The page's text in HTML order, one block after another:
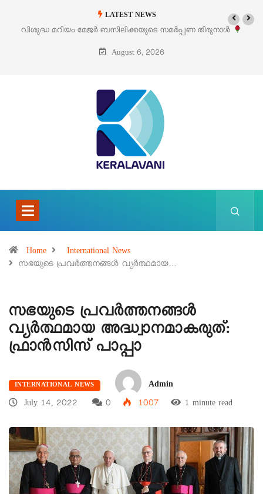
LATEST NEWS
തിരുനാൾ
‘പെറ്റൽസ്’ ലൈഫ് സ്റ്റൈൽ എക്സിബിഷനും
August 6, 2026
Home
International News
സഭയുടെ പ്രവർത്തനങ്ങൾ വ്യർത്ഥമായ…
സഭയുടെ പ്രവർത്തനങ്ങൾ
വ്യർത്ഥമായ അദ്ധ്വാനമാകരുത്:
ഫ്രാൻസിസ് പാപ്പാ
INTERNATIONAL NEWS
Admin
July 14, 2022
0 1007 1 minute read